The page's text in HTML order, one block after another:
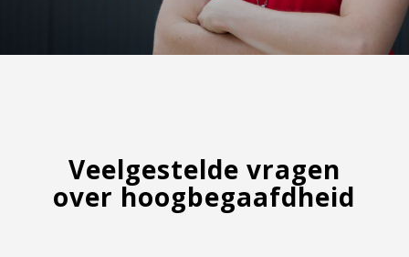
Veelgestelde vragen
over hoogbegaafdheid